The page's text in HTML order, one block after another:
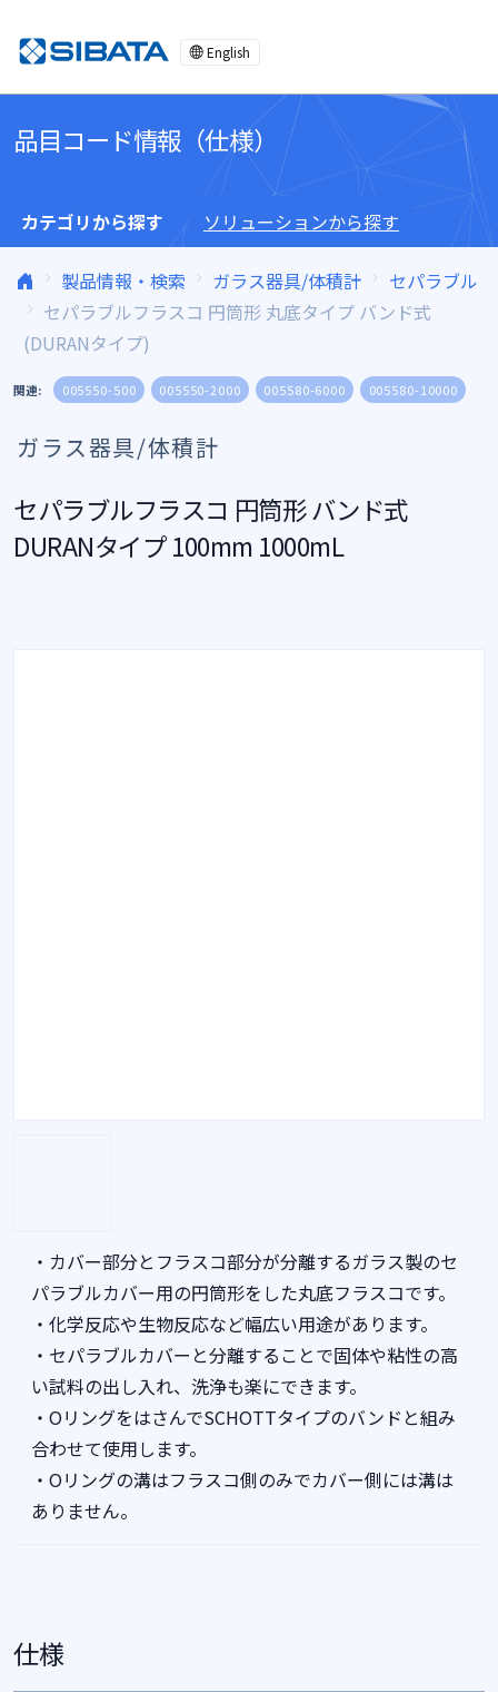
English
品目コード情報（仕様）
カテゴリから探す ソリューションから探す
製品情報・検索 ガラス器具/体積計
セパラブル
セパラブルフラスコ 円筒形 丸底タイプ バンド式
(DURANタイプ)
関連: 005550-500 005550-2000 005580-6000 005580-10000
ガラス器具/体積計
セパラブルフラスコ 円筒形 バンド式
DURANタイプ 100mm 1000mL
・カバー部分とフラスコ部分が分離するガラス製のセ
パラブルカバー用の円筒形をした丸底フラスコです。
・化学反応や生物反応など幅広い用途があります。
・セパラブルカバーと分離することで固体や粘性の高
い試料の出し入れ、洗浄も楽にできます。
・OリングをはさんでSCHOTTタイプのバンドと組み
合わせて使用します。
・Oリングの溝はフラスコ側のみでカバー側には溝は
ありません。
仕様